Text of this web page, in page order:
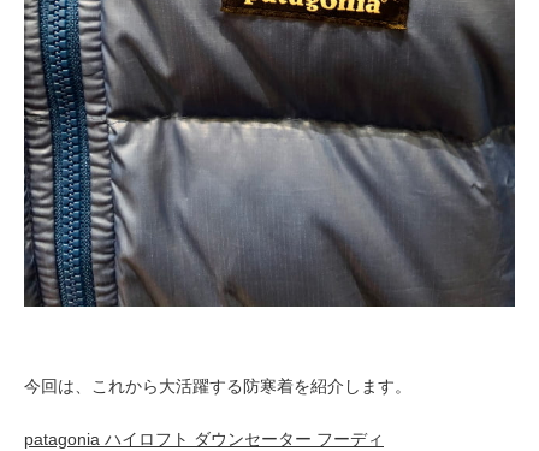
今回は、これから大活躍する防寒着を紹介します。
patagonia ハイロフト ダウンセーター フーディ